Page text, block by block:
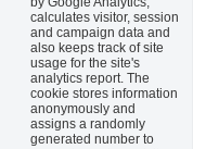
calculates visitor, session
and campaign data and
also keeps track of site
usage for the site's
analytics report. The
cookie stores information
anonymously and
assigns a randomly
generated number to